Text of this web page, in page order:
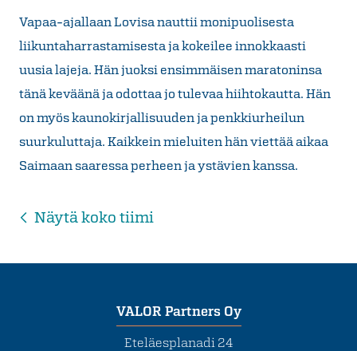
Vapaa-ajallaan Lovisa nauttii monipuolisesta
liikuntaharrastamisesta ja kokeilee innokkaasti
uusia lajeja. Hän juoksi ensimmäisen maratoninsa
tänä keväänä ja odottaa jo tulevaa hiihtokautta. Hän
on myös kaunokirjallisuuden ja penkkiurheilun
suurkuluttaja. Kaikkein mieluiten hän viettää aikaa
Saimaan saaressa perheen ja ystävien kanssa.
Näytä koko tiimi
VALOR Partners Oy
Eteläesplanadi 24